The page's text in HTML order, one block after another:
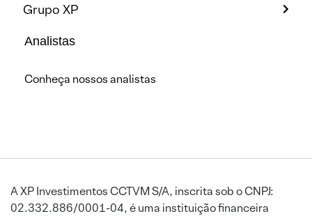
Grupo XP
Analistas
Conheça nossos analistas
A XP Investimentos CCTVM S/A, inscrita sob o CNPJ:
02.332.886/0001-04, é uma instituição financeira